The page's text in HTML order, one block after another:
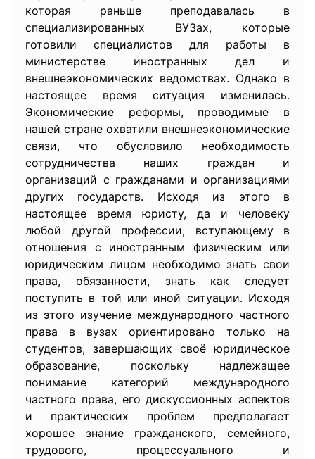
которая раньше преподавалась в
специализированных ВУЗах, которые
готовили специалистов для работы в
министерстве иностранных дел и
внешнеэкономических ведомствах. Однако в
настоящее время ситуация изменилась.
Экономические реформы, проводимые в
нашей стране охватили внешнеэкономические
связи, что обусловило необходимость
сотрудничества наших граждан и
организаций с гражданами и организациями
других государств. Исходя из этого в
настоящее время юристу, да и человеку
любой другой профессии, вступающему в
отношения с иностранным физическим или
юридическим лицом необходимо знать свои
права, обязанности, знать как следует
поступить в той или иной ситуации. Исходя
из этого изучение международного частного
права в вузах ориентировано только на
студентов, завершающих своё юридическое
образование, поскольку надлежащее
понимание категорий международного
частного права, его дискуссионных аспектов
и практических проблем предполагает
хорошее знание гражданского, семейного,
трудового, процессуального и